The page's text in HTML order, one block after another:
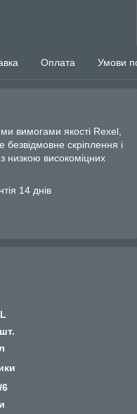
Оплата Умови
вимогами якості Rexel,
скріплення і
низкою високоміцних
14 днів